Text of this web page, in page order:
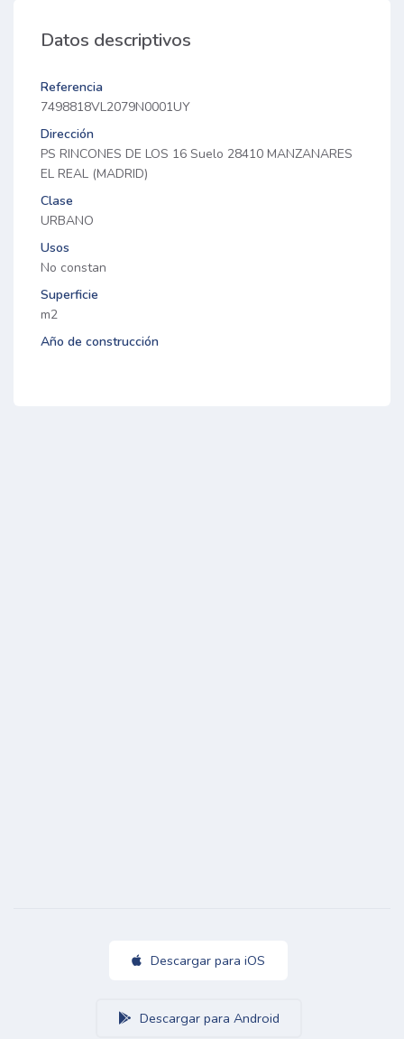
Datos descriptivos
Referencia
7498818VL2079N0001UY
Dirección
PS RINCONES DE LOS 16 Suelo 28410 MANZANARES
EL REAL (MADRID)
Clase
URBANO
Usos
No constan
Superficie
m2
Año de construcción
Descargar para iOS
Descargar para Android